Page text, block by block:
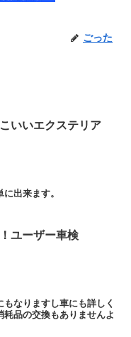
ごった
いいエクステリア
出来ます。
ユーザー車検
なりますし車にも詳しく
品の交換もありませんよ